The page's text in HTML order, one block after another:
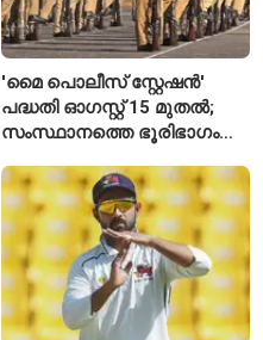
'മൈ പൊലീസ് സ്റ്റേഷൻ'
പദ്ധതി ഓഗസ്റ്റ് 15 മുതൽ;
സംസ്ഥാനത്തെ ഭൂരിഭാഗം
എസ്‌ഐമാർക്ക്